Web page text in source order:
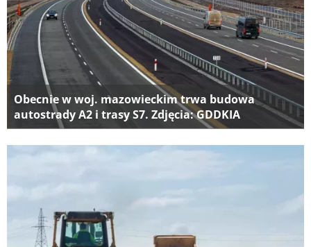
Obecnie w woj. mazowieckim trwa budowa
autostrady A2 i trasy S7. Zdjęcia: GDDKIA